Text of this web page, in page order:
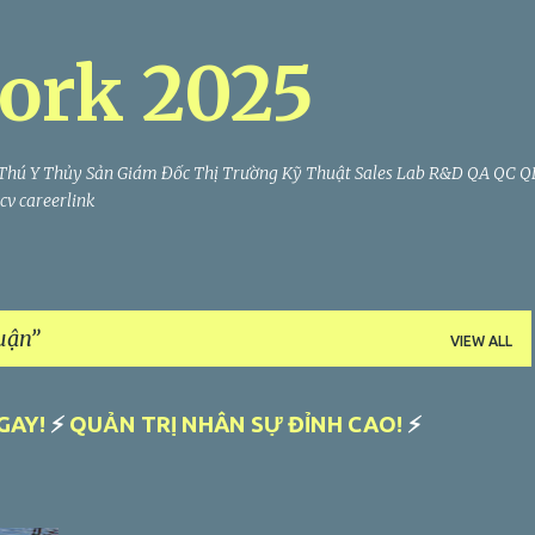
2025
Y Thủy Sản Giám Đốc Thị Trường Kỹ Thuật Sales Lab R&D QA QC
careerlink
VIEW ALL
⚡ QUẢN TRỊ NHÂN SỰ ĐỈNH CAO! ⚡